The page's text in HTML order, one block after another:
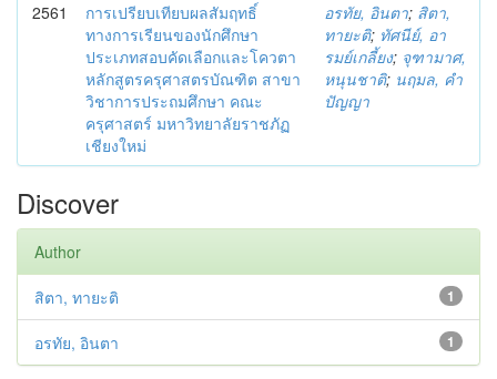
2561
การเปรียบเทียบผลสัมฤทธิ์
ทางการเรียนของนักศึกษา
ประเภทสอบคัดเลือกและโควตา
หลักสูตรครุศาสตรบัณฑิต สาขา
วิชาการประถมศึกษา คณะ
ครุศาสตร์ มหาวิทยาลัยราชภัฏ
เชียงใหม่
อรทัย, อินตา; สิตา,
ทายะติ; ทัศนีย์, อา
รมย์เกลี้ยง; จุฑามาศ,
หนุนชาติ; นฤมล, คำ
ปัญญา
Discover
Author
1
สิตา, ทายะติ
1
อรทัย, อินตา